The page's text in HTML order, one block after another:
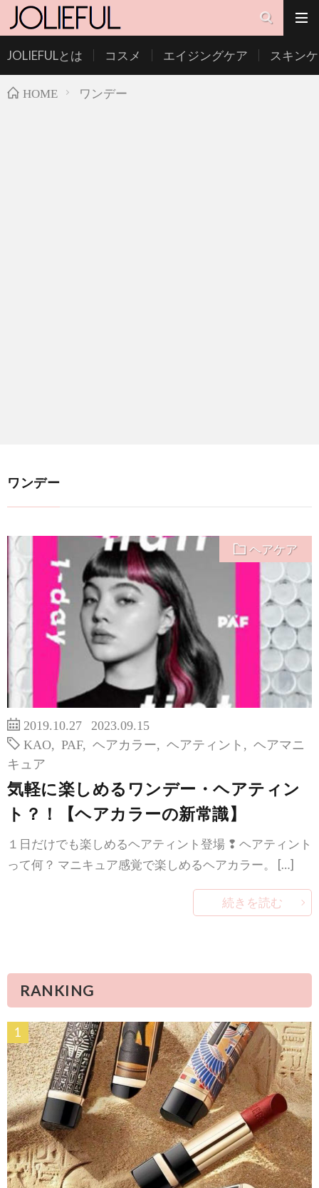
JOLIEFULとは コスメ エイジングケア スキン
HOME ワンデー
ワンデー
ヘアケア
2019.10.27
2023.09.15
KAO
PAF, ヘアカラー ヘアティント
ヘアマニ
キュア
気軽に楽しめるワンデー・ヘアティン
ト？！【ヘアカラーの新常識】
１日だけでも楽しめるヘアティント登場 ❢ ヘアティント
って何？ マニキュア感覚で楽しめるヘアカラー。 […]
続きを読む
RANKING